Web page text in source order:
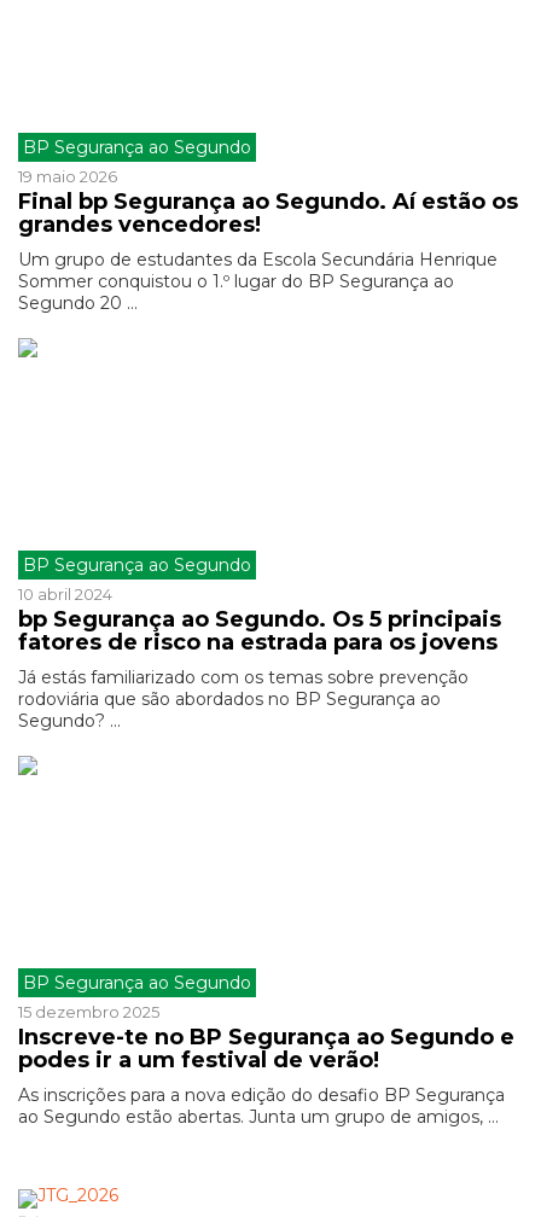
BP Segurança ao Segundo
19 maio 2026
Final bp Segurança ao Segundo. Aí estão os
grandes vencedores!
Um grupo de estudantes da Escola Secundária Henrique
Sommer conquistou o 1.º lugar do BP Segurança ao
Segundo 20 ...
BP Segurança ao Segundo
10 abril 2024
bp Segurança ao Segundo. Os 5 principais
fatores de risco na estrada para os jovens
Já estás familiarizado com os temas sobre prevenção
rodoviária que são abordados no BP Segurança ao
Segundo? ...
BP Segurança ao Segundo
15 dezembro 2025
Inscreve-te no BP Segurança ao Segundo e
podes ir a um festival de verão!
As inscrições para a nova edição do desafio BP Segurança
ao Segundo estão abertas. Junta um grupo de amigos, ...